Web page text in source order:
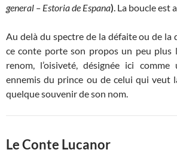
general – Estoria de Espana). La boucle est
Au delà du spectre de la défaite ou de la
ce conte porte son propos un peu plus
renom, l’oisiveté, désignée ici
ennemis du prince ou de celui qui veut
quelque souvenir de son nom.
Le Conte Lucanor